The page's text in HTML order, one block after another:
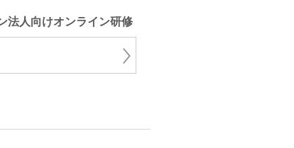
法人向けオンライン研修